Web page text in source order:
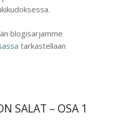
blogisarjamme
tarkastellaan
SALAT – OSA 1